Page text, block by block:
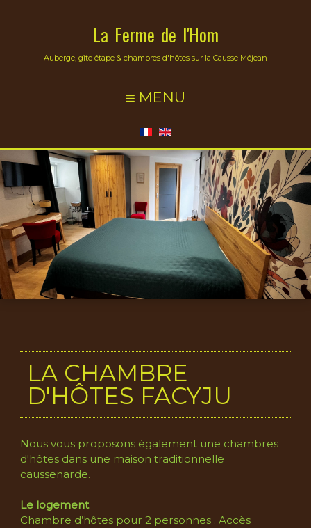
La Ferme de l'Hom
Auberge, gîte étape & chambres d'hôtes sur la Causse Méjean
MENU
LA CHAMBRE
D'HÔTES FACYJU
Nous vous proposons également une chambres
d'hôtes dans une maison traditionnelle
caussenarde.
Le logement
Chambre d’hôtes pour 2 personnes . Accès